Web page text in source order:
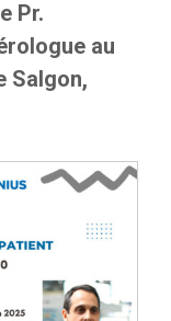
Pr.
au
Salgon,